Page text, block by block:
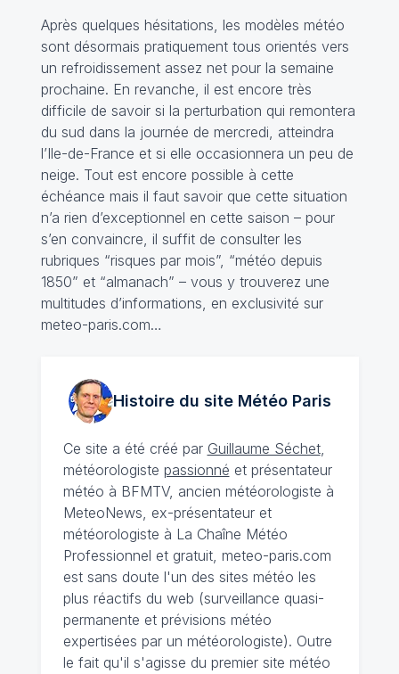
Après quelques hésitations, les modèles météo
sont désormais pratiquement tous orientés vers
un refroidissement assez net pour la semaine
prochaine. En revanche, il est encore très
difficile de savoir si la perturbation qui remontera
du sud dans la journée de mercredi, atteindra
l’Ile-de-France et si elle occasionnera un peu de
neige. Tout est encore possible à cette
échéance mais il faut savoir que cette situation
n’a rien d’exceptionnel en cette saison – pour
s’en convaincre, il suffit de consulter les
rubriques “risques par mois”, “météo depuis
1850” et “almanach” – vous y trouverez une
multitudes d’informations, en exclusivité sur
meteo-paris.com…
Histoire du site MétéoParis
Ce site a été créé par Guillaume Séchet,
météorologiste passionné et présentateur
météo à BFMTV, ancien météorologiste à
MeteoNews, ex-présentateur et
météorologiste à La Chaîne Météo
Professionnel et gratuit, meteo-paris.com
est sans doute l'un des sites météo les
plus réactifs du web (surveillance quasi-
permanente et prévisions météo
expertisées par un météorologiste). Outre
le fait qu'il s'agisse du premier site météo